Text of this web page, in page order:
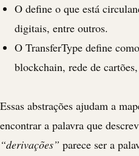
O define o que está
digitais, entre outros.
O TransferType define
blockchain, rede de
Essas abstrações ajudam a
encontrar a palavra que
“derivações” parece ser a